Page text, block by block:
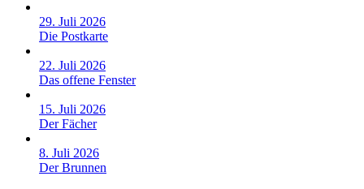
29. Juli 2026
Die Postkarte
22. Juli 2026
Das offene Fenster
15. Juli 2026
Der Fächer
8. Juli 2026
Der Brunnen